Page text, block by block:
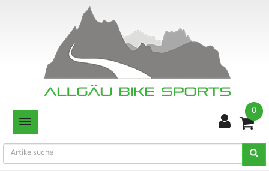
TOGGLE NAVIGATION
0